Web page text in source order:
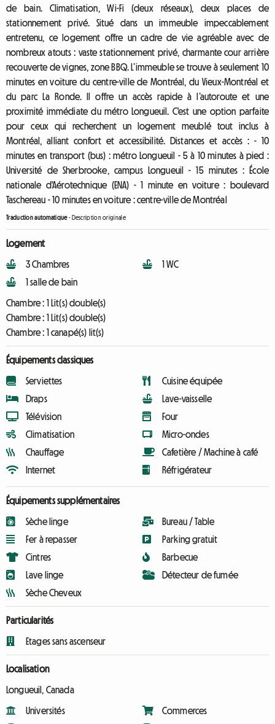
de bain. Climatisation, Wi-Fi (deux réseaux), deux places de
stationnement privé. Situé dans un immeuble impeccablement
entretenu, ce logement offre un cadre de vie agréable avec de
nombreux atouts : vaste stationnement privé, charmante cour arrière
recouverte de vignes, zone BBQ. L’immeuble se trouve à seulement 10
minutes en voiture du centre-ville de Montréal, du Vieux-Montréal et
du parc La Ronde. Il offre un accès rapide à l’autoroute et une
proximité immédiate du métro Longueuil. C'est une option parfaite
pour ceux qui recherchent un logement meublé tout inclus à
Montréal, alliant confort et accessibilité. Distances et accès : - 10
minutes en transport (bus) : métro Longueuil - 5 à 10 minutes à pied :
Université de Sherbrooke, campus Longueuil - 15 minutes : École
nationale d'Aérotechnique (ENA) - 1 minute en voiture : boulevard
Taschereau - 10 minutes en voiture : centre-ville de Montréal
Traduction automatique- Description originale
Logement
3 Chambres
1 salle de bain
1 WC
Chambre : 1 Lit(s) double(s)
Chambre : 1 Lit(s) double(s)
Chambre : 1 canapé(s) lit(s)
Équipements classiques
Serviettes
Draps
Télévision
Climatisation
Chauffage
Internet
Cuisine équipée
Lave-vaisselle
Four
Micro-ondes
Cafetière / Machine à café
Réfrigérateur
Équipements supplémentaires
Sèche linge
Fer à repasser
Cintres
Lave linge
Sèche Cheveux
Bureau / Table
Parking gratuit
Barbecue
Détecteur de fumée
Particularités
Etages sans ascenseur
Localisation
Longueuil, Canada
Universités
Commerces